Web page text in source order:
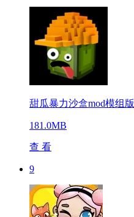
甜瓜暴力沙盒mod模组版
181.0MB
查 看
9